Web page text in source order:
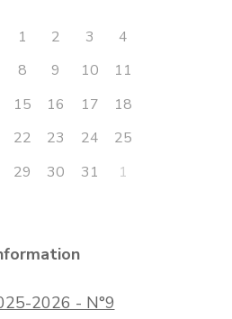
1 2 3
4
8 9 10
11
15 16 17
18
22 23 24
25
29 30 31 1
2026 - N°9